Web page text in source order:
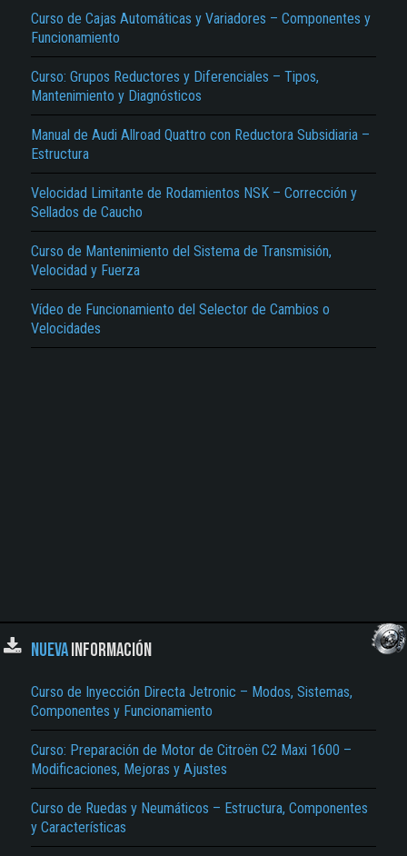
Curso de Cajas Automáticas y Variadores – Componentes y
Funcionamiento
Curso: Grupos Reductores y Diferenciales – Tipos,
Mantenimiento y Diagnósticos
Manual de Audi Allroad Quattro con Reductora Subsidiaria –
Estructura
Velocidad Limitante de Rodamientos NSK – Corrección y
Sellados de Caucho
Curso de Mantenimiento del Sistema de Transmisión,
Velocidad y Fuerza
Vídeo de Funcionamiento del Selector de Cambios o
Velocidades
NUEVAINFORMACIÓN
Curso de Inyección Directa Jetronic – Modos, Sistemas,
Componentes y Funcionamiento
Curso: Preparación de Motor de Citroën C2 Maxi 1600 –
Modificaciones, Mejoras y Ajustes
Curso de Ruedas y Neumáticos – Estructura, Componentes
y Características
El Título es incorrecto según el contenido.
Texto o Imagen de portada son erróneos.
Reportar otro tipo de error...